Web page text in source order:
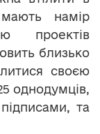
намір
проектів
близько
своєю
однодумців,
та